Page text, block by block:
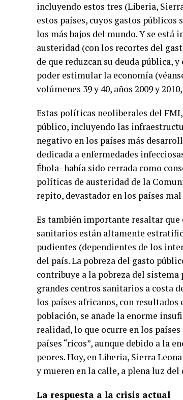
incluyendo estos tres (Liberia,
estos países, cuyos gastos
los más bajos del mundo. Y se está
austeridad (con los recortes del
de que reduzcan su deuda pública,
poder estimular la economía
volúmenes 39 y 40, años 2009 y
Estas políticas neoliberales del
público, incluyendo las
negativo en los países más
dedicada a enfermedades
Ébola- había sido cerrada como
políticas de austeridad de la
repito, devastador en los países
Es también importante resaltar que
sanitarios están altamente
pudientes (dependientes de los
del país. La pobreza del gasto
contribuye a la pobreza del
grandes centros sanitarios a costa
los países africanos, con
población, se añade la enorme
realidad, lo que ocurre en los
países “ricos”, aunque debido a la
peores. Hoy, en Liberia, Sierra
y mueren en la calle, a plena luz del
La respuesta a la crisis actual